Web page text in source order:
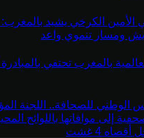
الأمين الكرخي يشيد
ومسار تنموي واعد
بالمغرب تحتفي بالمبادرة
الوطني للصحافة.. اللجنة
إلى موافاتها باللوائح
4 غشت